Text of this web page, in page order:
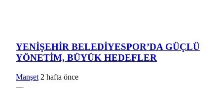
YENİŞEHİR BELEDİYESPOR’DA GÜÇLÜ
YÖNETİM, BÜYÜK HEDEFLER
Manşet 2 hafta önce